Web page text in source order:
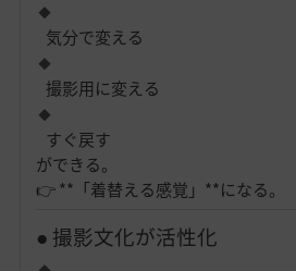
気分で変える
撮影用に変える
すぐ戻す
ができる。
👉 **「着替える感覚」**になる。
● 撮影文化が活性化